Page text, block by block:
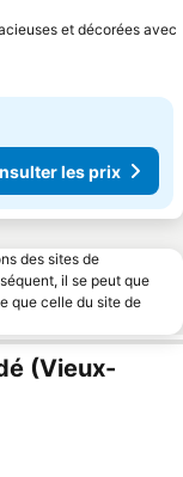
et décorées avec
les prix
des sites de
il se peut que
que celle du site de
(Vieux-